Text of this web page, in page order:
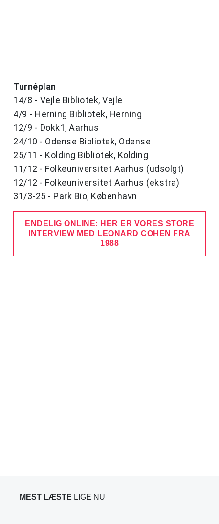
Turnéplan
14/8 - Vejle Bibliotek, Vejle
4/9 - Herning Bibliotek, Herning
12/9 - Dokk1, Aarhus
24/10 - Odense Bibliotek, Odense
25/11 - Kolding Bibliotek, Kolding
11/12 - Folkeuniversitet Aarhus (udsolgt)
12/12 - Folkeuniversitet Aarhus (ekstra)
31/3-25 - Park Bio, København
ENDELIG ONLINE: HER ER VORES STORE
INTERVIEW MED LEONARD COHEN FRA
1988
MEST LÆSTE LIGE NU